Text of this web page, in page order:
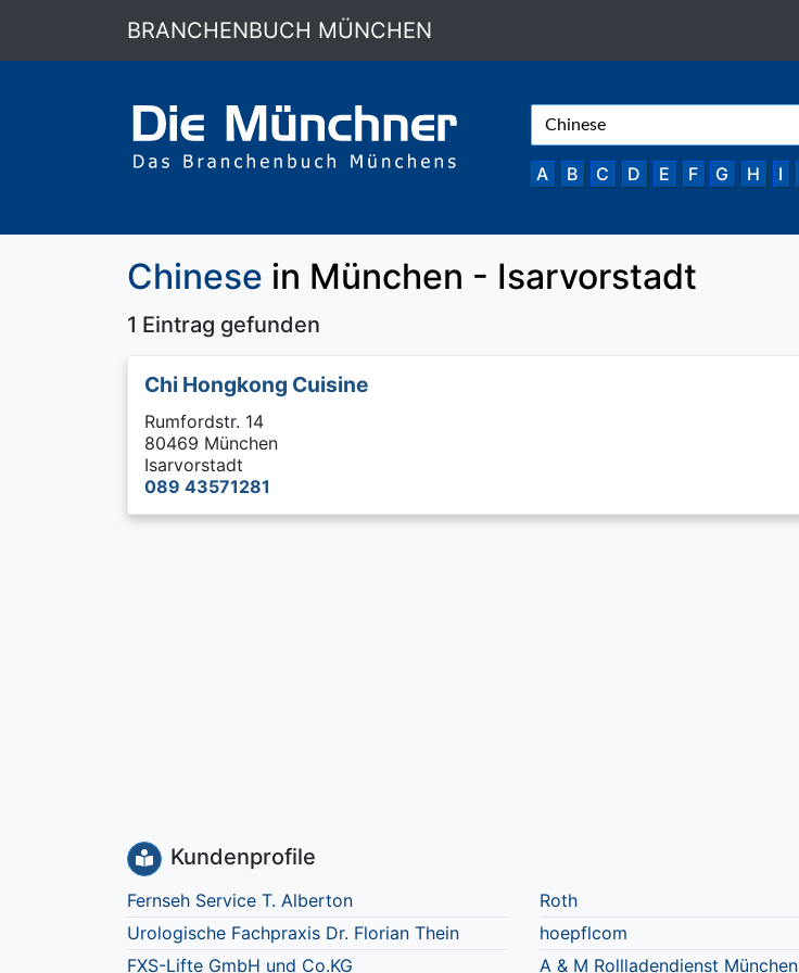
BRANCHENBUCH MÜNCHEN
A B C D E F G H I
Chinese in München - Isarvorstadt
1 Eintrag gefunden
Chi Hongkong Cuisine
Rumfordstr. 14
80469 München
Isarvorstadt
089 43571281
Kundenprofile
Fernseh Service T. Alberton
Urologische Fachpraxis Dr. Florian Thein
FXS-Lifte GmbH und Co.KG
Roth
hoepflcom
A & M Rollladendienst München